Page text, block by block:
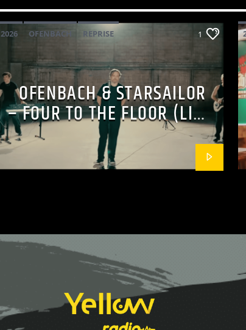
2026 OFENBACH
REPRISE
1
OFENBACH & STARSAILOR
– FOUR TO THE FLOOR (LIVE
SESSION)